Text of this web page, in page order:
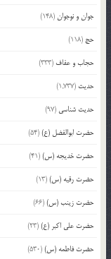
جوان و نوجوان(148)
حج (118)
حجاب و عفاف (333)
حدیث (1,737)
حدیث شناسی (97)
حضرت ابوالفضل (ع)(54)
حضرت خدیجه (س)(41)
حضرت رقیه (س)(13)
حضرت زینب (س)(66)
حضرت علی اکبر (ع)(23)
حضرت فاطمه (س)(530)